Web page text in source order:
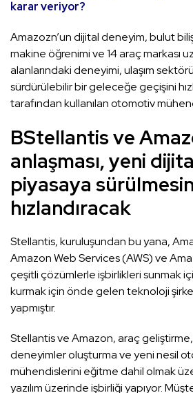
karar veriyor?
Amazozn’un dijital deneyim, bulut
makine öğrenimi ve 14 araç markası
alanlarındaki deneyimi, ulaşım
sürdürülebilir bir geleceğe geçişini
tarafından kullanılan otomotiv
BStellantis ve
anlaşması, yeni
piyasaya
hızlandıracak
Stellantis, kuruluşundan bu yana,
Amazon Web Services (AWS) ve
çeşitli çözümlerle işbirlikleri sunmak
kurmak için önde gelen teknoloji
yapmıştır.
Stellantis ve Amazon, araç geliştirme,
deneyimler oluşturma ve yeni nesil
mühendislerini eğitme dahil olmak
yazılım üzerinde işbirliği yapıyor.